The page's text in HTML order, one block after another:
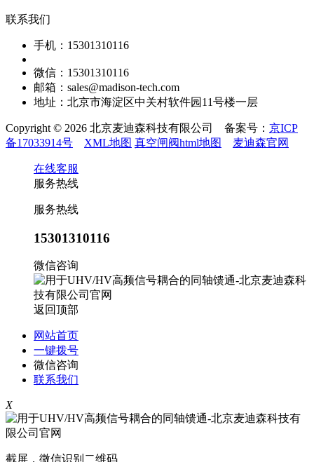
联系我们
手机：15301310116
微信：15301310116
邮箱：sales@madison-tech.com
地址：北京市海淀区中关村软件园11号楼一层
Copyright © 2026 北京麦迪森科技有限公司 备案号： 京ICP
备17033914号
XML地图 真空闸阀html地图 麦迪森官网
在线客服
服务热线
服务热线
15301310116
微信咨询
返回顶部
网站首页
一键拨号
微信咨询
联系我们
X
截屏，微信识别二维码